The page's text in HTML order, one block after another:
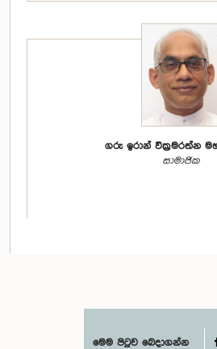
ගරු ඉරාන් වික්‍රමරත්න
සාමාජික
මෙම පිටුව බෙදාගන්න